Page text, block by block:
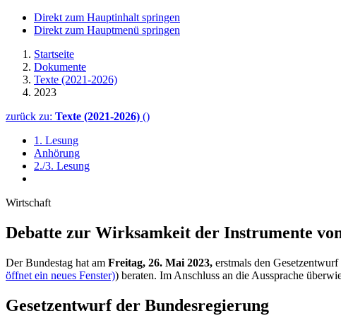
Direkt zum Hauptinhalt springen
Direkt zum Hauptmenü springen
Startseite
Dokumente
Texte (2021-2026)
2023
zurück zu: Texte (2021-2026) ()
1. Lesung
Anhörung
2./3. Lesung
Wirtschaft
Debatte zur Wirk­sam­keit der Instrumente
Der Bundestag hat am Freitag, 26. Mai 2023, erstmals den
öffnet ein neues Fenster)) beraten. Im Anschluss an die Aussprache
Gesetzentwurf der Bundesregierung